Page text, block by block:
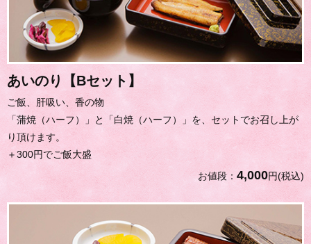
あいのり【Bセット】
ご飯、肝吸い、香の物
「蒲焼（ハーフ）」と「白焼（ハーフ）」を、セットでお召し上が
り頂けます。
＋300円でご飯大盛
お値段： 4,000円(税込)